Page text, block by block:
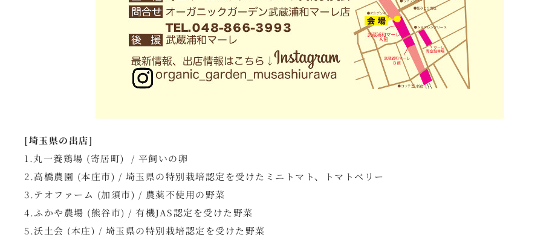
[埼玉県の出店]
1.丸一養鶏場 (寄居町) / 平飼いの卵
2.高橋農園 (本庄市) / 埼玉県の特別栽培認定を受けたミニトマト、トマトベリー
3.テオファーム (加須市) / 農薬不使用の野菜
4.ふかや農場 (熊谷市) / 有機JAS認定を受けた野菜
5.沃土会 (本庄) / 埼玉県の特別栽培認定を受けた野菜